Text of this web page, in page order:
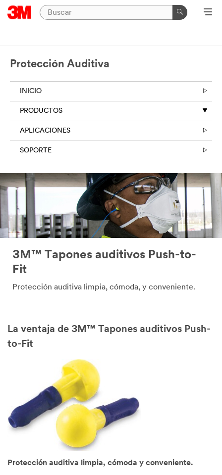
Protección Auditiva
INICIO
PRODUCTOS
APLICACIONES
SOPORTE
3M™ Tapones auditivos Push-to-
Fit
Protección auditiva limpia, cómoda, y conveniente.
La ventaja de 3M™ Tapones auditivos Push-
to-Fit
Protección auditiva limpia, cómoda y conveniente.